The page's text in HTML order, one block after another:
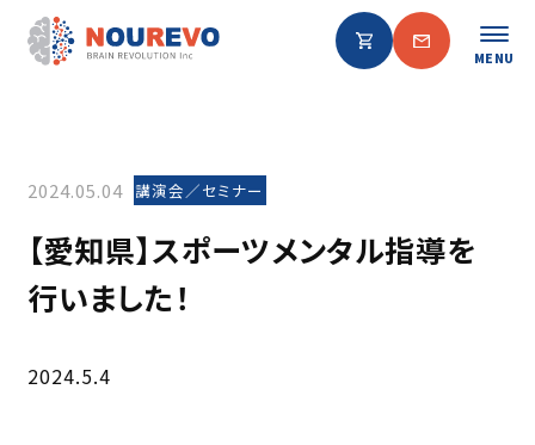
MENU
2024.05.04 講演会／セミナー
【愛知県】スポーツメンタル指導を
行いました！
2024.5.4